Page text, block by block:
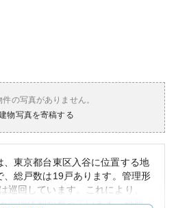
件の写真がありません。
物写真を寄稿する
、東京都台東区入谷に位置する地
、総戸数は19戸あります。管理形
巡回しています。これにより、
管理体制が整っています。外観